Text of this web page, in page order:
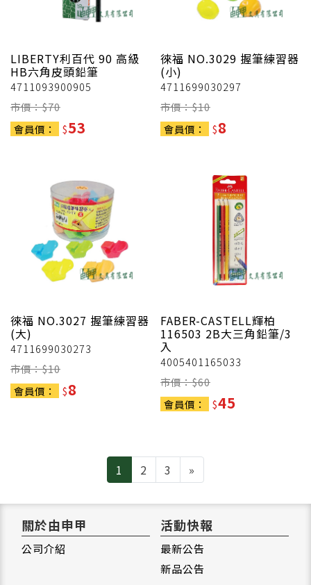
LIBERTY利百代 90 高級
HB六角皮頭鉛筆
4711093900905
市價：$70
會員價：
$53
徠福 NO.3029 握筆練習器
(小)
4711699030297
市價：$10
會員價：
$8
徠福 NO.3027 握筆練習器
(大)
4711699030273
市價：$10
會員價：
$8
FABER-CASTELL輝柏
116503 2B大三角鉛筆/3
入
4005401165033
市價：$60
會員價：
$45
1 2 3 »
關於由申甲
公司介紹
活動快報
最新公告
新品公告